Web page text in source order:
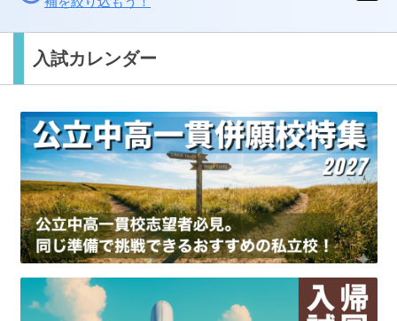
入試カレンダー